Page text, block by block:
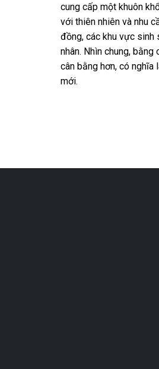
cung cấp một khuôn
với thiên nhiên và nhu
đồng, các khu vực sinh
nhân. Nhìn chung,
cân bằng hơn, có
mới.